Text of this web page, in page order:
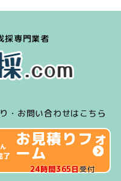
車可能な場所、搬
し、金額をお出し
させていただきま
す。
Amex）」「各種
キャッシュレス決
済（iD、交通系
Linepay）」のご
採専門業者
・お問い合わせはこちら
お見積りフォ
ーム
24時間365日受付